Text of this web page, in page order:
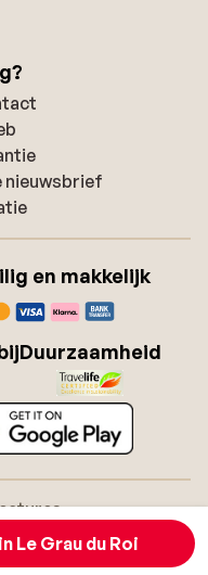
Le Grau du Roi
nieuwsbrief
en makkelijk
Duurzaamheid
DisclaimerSitemap